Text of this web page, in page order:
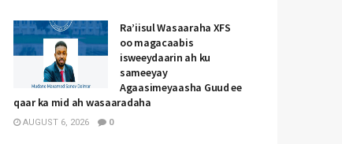
Ra’iisul Wasaaraha XFS
oo magacaabis
isweeydaarin ah ku
sameeyay
Agaasimeyaasha Guud ee
qaar ka mid ah wasaaradaha
AUGUST 6, 2026 0